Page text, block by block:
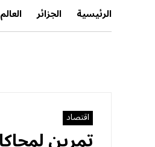
الرئيسية الجزائر العالم
اقتصاد